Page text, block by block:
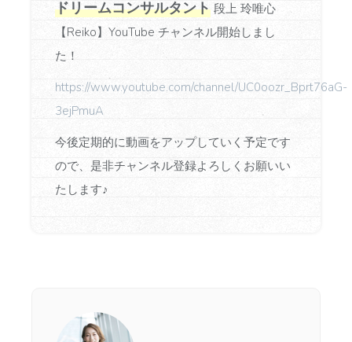
ドリームコンサルタント 段上 玲唯心
【Reiko】YouTube チャンネル開始しまし
た！
https://www.youtube.com/channel/UC0oozr_Bprt76aG-
3ejPmuA
今後定期的に動画をアップしていく予定です
ので、是非チャンネル登録よろしくお願いい
たします♪